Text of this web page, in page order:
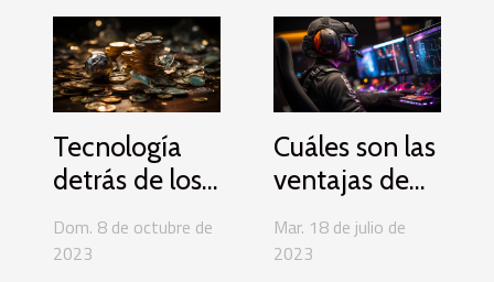
Tecnología
detrás de los
apuestas
Dom. 8 de octubre de
2023
Cuáles son las
ventajas de
OpenAI?
Mar. 18 de julio de
2023